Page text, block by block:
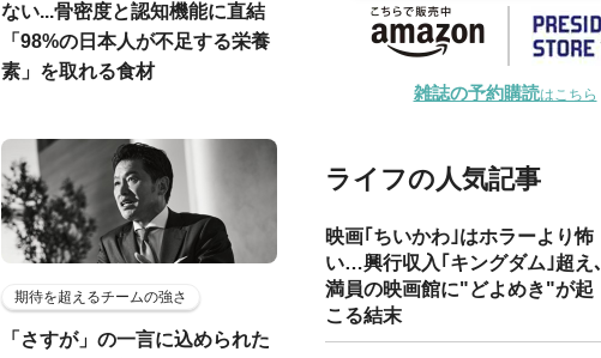
ない...骨密度と認知機能に直結
「98%の日本人が不足する栄養
素」を取れる食材
期待を超えるチームの強さ
「さすが」の一言に込められた
雑誌の予約購読はこちら
ライフの人気記事
映画｢ちいかわ｣はホラーより怖
い…興行収入｢キングダム｣超え､
満員の映画館に"どよめき"が起
こる結末